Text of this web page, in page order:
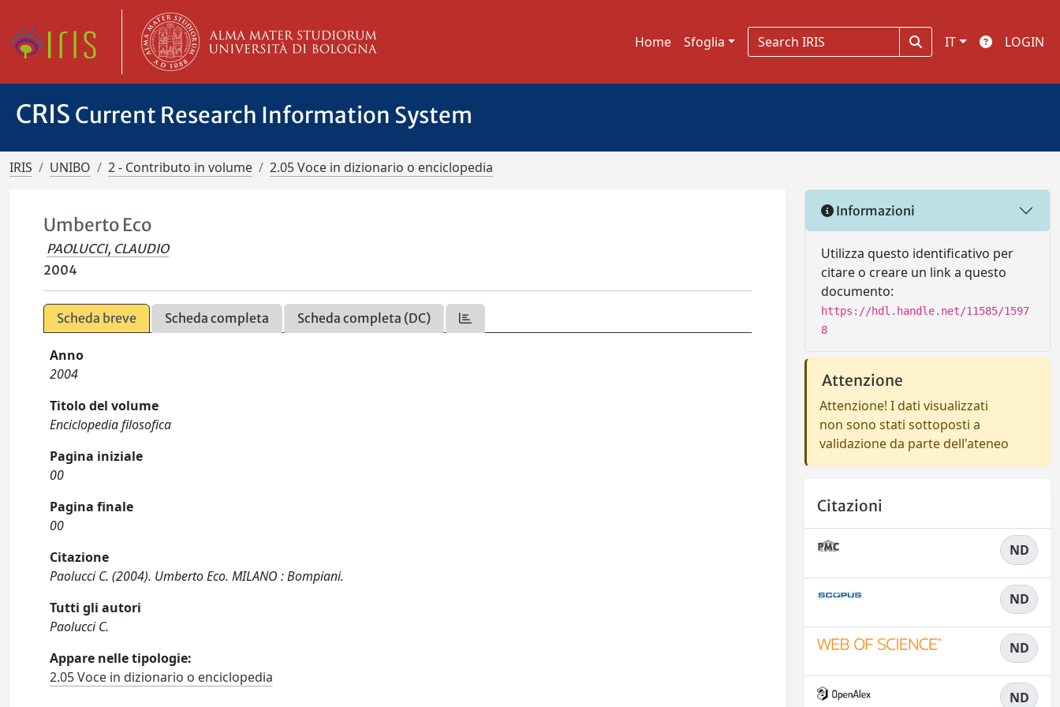
Home Sfoglia IT LOGIN
CRIS Current Research Information System
IRIS UNIBO 2 - Contributo in volume 2.05 Voce in dizionario o enciclopedia
Umberto Eco
PAOLUCCI, CLAUDIO
2004
Scheda breve Scheda completa Scheda completa (DC)
Anno
2004
Titolo del volume
Enciclopedia filosofica
Pagina iniziale
00
Pagina finale
00
Citazione
Paolucci C. (2004). Umberto Eco. MILANO : Bompiani.
Tutti gli autori
Paolucci C.
Appare nelle tipologie:
2.05 Voce in dizionario o enciclopedia
Informazioni
Utilizza questo identificativo per
citare o creare un link a questo
documento:
https://hdl.handle.net/11585/1597
8
Attenzione
Attenzione! I dati visualizzati
non sono stati sottoposti a
validazione da parte dell'ateneo
Citazioni
ND
ND
ND
ND